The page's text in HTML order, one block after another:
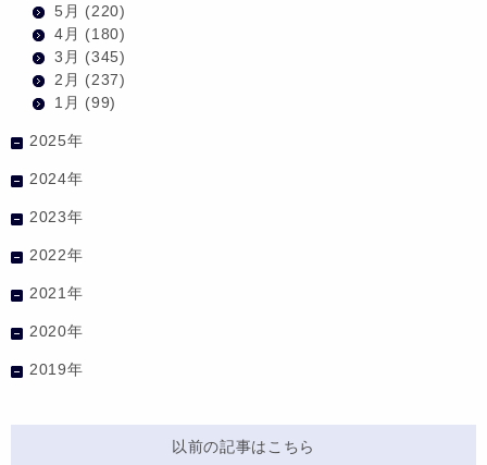
5月 (220)
4月 (180)
3月 (345)
2月 (237)
1月 (99)
2025年
2024年
2023年
2022年
2021年
2020年
2019年
以前の記事はこちら